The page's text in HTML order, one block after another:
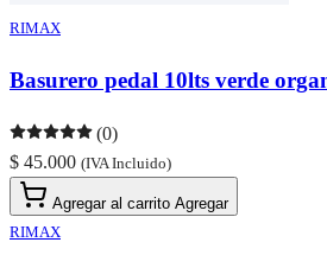
RIMAX
Basurero pedal 10lts verde
(0)
$ 45.000 (IVA Incluido)
Agregar al carrito Agregar
RIMAX